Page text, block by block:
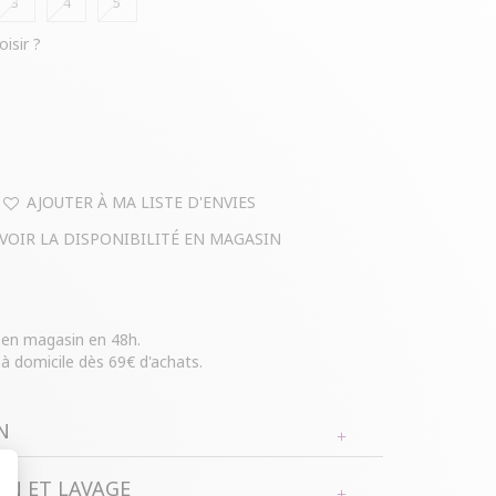
?
AJOUTER À MA LISTE D'ENVIES
VOIR LA DISPONIBILITÉ EN MAGASIN
magasin en 48h.
domicile dès 69€ d'achats.
ET LAVAGE